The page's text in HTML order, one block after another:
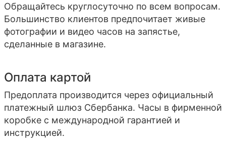
Обращайтесь круглосуточно по всем вопросам.
Большинство клиентов предпочитает живые
фотографии и видео часов на запястье,
сделанные в магазине.
Оплата картой
Предоплата производится через официальный
платежный шлюз Сбербанка. Часы в фирменной
коробке с международной гарантией и
инструкцией.